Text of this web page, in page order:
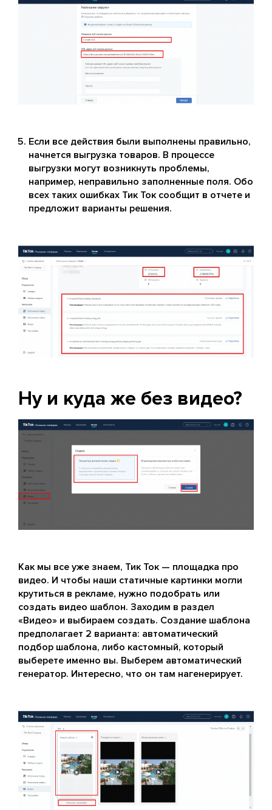
Если все действия были выполнены правильно,
начнется выгрузка товаров. В процессе
выгрузки могут возникнуть проблемы,
например, неправильно заполненные поля. Обо
всех таких ошибках Тик Ток сообщит в отчете и
предложит варианты решения.
Ну и куда же без видео?
Как мы все уже знаем, Тик Ток — площадка про
видео. И чтобы наши статичные картинки могли
крутиться в рекламе, нужно подобрать или
создать видео шаблон. Заходим в раздел
«Видео» и выбираем создать. Создание шаблона
предполагает 2 варианта: автоматический
подбор шаблона, либо кастомный, который
выберете именно вы. Выберем автоматический
генератор. Интересно, что он там нагенерирует.